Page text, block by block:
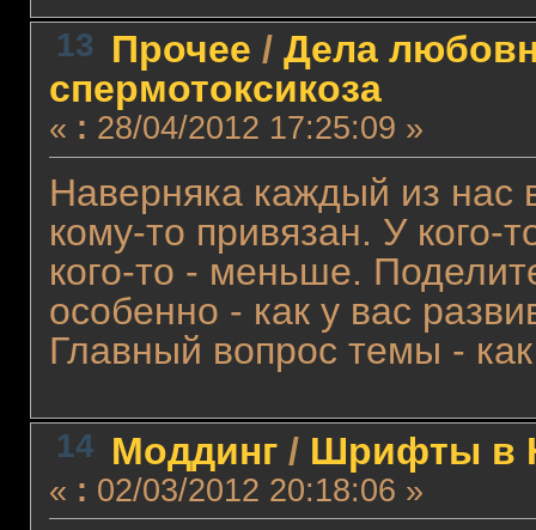
13 Прочее / Дела
спермотоксикоза
« : 28/04/2012 17:25:09 »
Наверняка каждый из
кому-то привязан. У
кого-то - меньше.
особенно - как у вас
Главный вопрос темы -
14 Моддинг/ Шрифты в
« : 02/03/2012 20:18:06 »